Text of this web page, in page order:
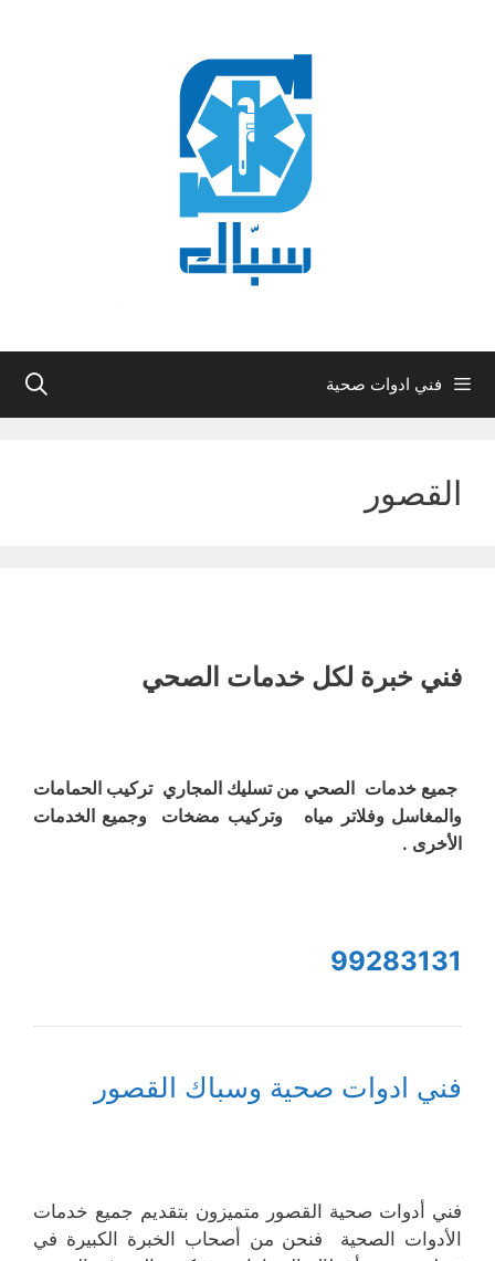
فني ادوات صحية
القصور
فني خبرة لكل خدمات الصحي
جميع خدمات الصحي من تسليك المجاري تركيب الحمامات
والمغاسل وفلاتر مياه وتركيب مضخات وجميع الخدمات
الأخرى .
99283131
فني ادوات صحية وسباك القصور
فني أدوات صحية القصور متميزون بتقديم جميع خدمات
الأدوات الصحية فنحن من أصحاب الخبرة الكبيرة في